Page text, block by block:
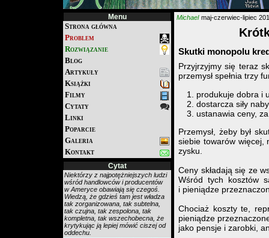
Menu
Strona główna
Problem
Rozwiązanie
Blog
Artykuły
Książki
Filmy
Cytaty
Linki
Poparcie
Galeria
Kontakt
Cytat
Niektórzy z najpotężniejszych ludzi
wśród handlowców i producentów
w Ameryce obawiają się czegoś.
Wiedzą, że gdzieś tam jest władza
tak zorganizowana, tak subtelna,
tak czujna, tak zespolona, tak
kompletna, tak wszechobecna, że
krytykując ją lepiej mówić ciszej od
oddechu.
Michael maj-czerwiec-lipiec
Skutki monopolu
Przyjrzyjmy się teraz
przemysł spełnia trzy
produkuje dobra i
dostarcza siły
ustanawia ceny,
Przemysł, żeby był
siebie towarów więcej,
zysku.
Ceny składają się ze
Wśród tych kosztów
i pieniądze
Chociaż koszty te,
pieniądze
jako pensje i zarobki,